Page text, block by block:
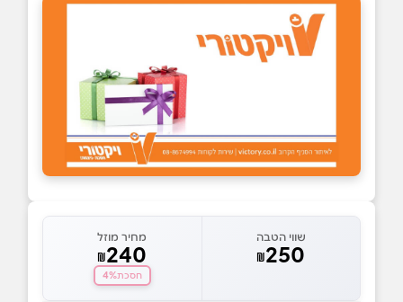
שווי הטבה
₪250
מחיר מוזל
₪240
חסכת4%